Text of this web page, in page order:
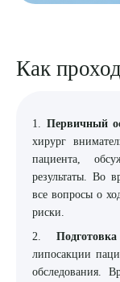
Как
1. Первичный
хирург
пациента,
результаты. Во
все вопросы о
риски.
2.
липосакции
обследования.